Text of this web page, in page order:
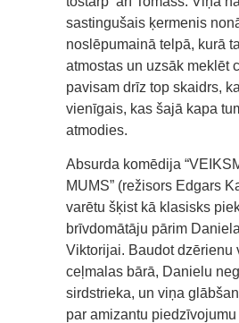
sastingušais ķermenis
noslēpumainā telpā, kurā
atmostas un uzsāk meklēt
pavisam drīz top skaidrs,
vienīgais, kas šajā kapa
atmodies.
Absurda komēdija
MUMS” (režisors Edgars
varētu šķist kā klasisks
brīvdomātāju pārim
Viktorijai. Baudot dzērienu
ceļmalas bārā, Danielu
sirdstrieka, un viņa
par amizantu